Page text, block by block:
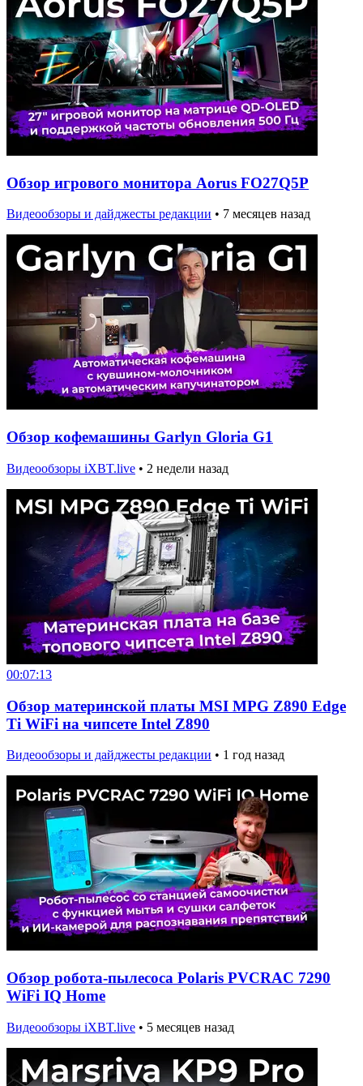
Обзор игрового монитора Aorus FO27Q5P
Видеообзоры и дайджесты редакции • 7 месяцев назад
Обзор кофемашины Garlyn Gloria G1
Видеообзоры iXBT.live • 2 недели назад
00:07:13
Обзор материнской платы MSI MPG Z890 Edge
Ti WiFi на чипсете Intel Z890
Видеообзоры и дайджесты редакции • 1 год назад
Обзор робота-пылесоса Polaris PVCRAC 7290
WiFi IQ Home
Видеообзоры iXBT.live • 5 месяцев назад